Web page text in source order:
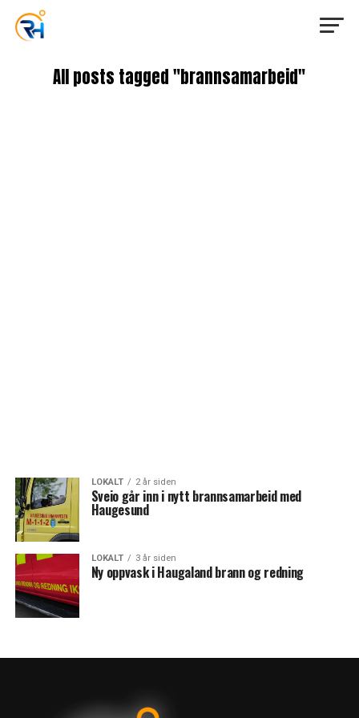
All posts tagged "brannsamarbeid"
LOKALT 2 år siden
Sveio går inn i nytt brannsamarbeid med
Haugesund
LOKALT 3 år siden
Ny oppvask i Haugaland brann og redning